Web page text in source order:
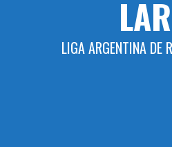
LIGA ARGENTINA DE